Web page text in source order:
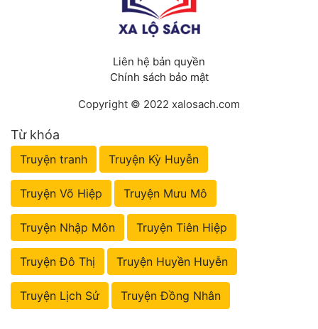
Liên hệ bản quyền
Chính sách bảo mật
Copyright © 2022 xalosach.com
Từ khóa
Truyện tranh Truyện Kỳ Huyễn
Truyện Võ Hiệp Truyện Mưu Mô
Truyện Nhập Môn Truyện Tiên Hiệp
Truyện Đô Thị Truyện Huyền Huyễn
Truyện Lịch Sử Truyện Đồng Nhân